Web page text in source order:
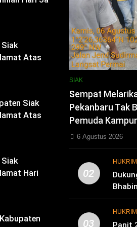
Jabatan
Siak
Atas
Jabatan
Siak
Hari
Selamat Hari
SUARA
SIAK
Sempat
Pekanbaru Tak
Pemuda
6 Agustus 2026
02
HUKRIM
03
HUKRIM